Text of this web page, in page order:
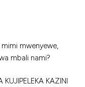
mwenyewe,
mbali nami?
KAZINI